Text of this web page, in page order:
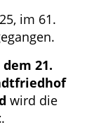
im 61.
21.
wird die
.